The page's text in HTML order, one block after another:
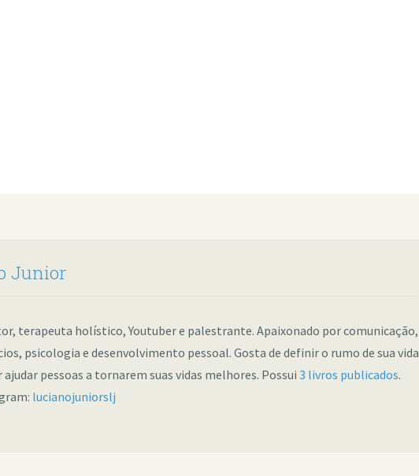
Junior
terapeuta holístico, Youtuber e palestrante. Apaixonado por comunicação,
psicologia e desenvolvimento pessoal. Gosta de definir o rumo de sua vida
ajudar pessoas a tornarem suas vidas melhores. Possui 3 livros publicados.
lucianojuniorslj